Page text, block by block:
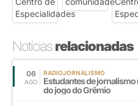
Notíciasrelacionadas
06
AGO
RADIOJORNALISMO
Estudantes de
do jogo do Grêmio